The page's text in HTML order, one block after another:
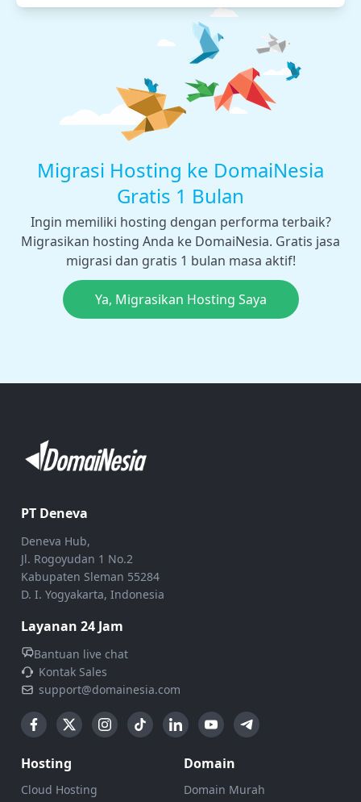
Migrasi Hosting ke DomaiNesia
Gratis 1 Bulan
Ingin memiliki hosting dengan performa terbaik?
Migrasikan hosting Anda ke DomaiNesia. Gratis jasa
migrasi dan gratis 1 bulan masa aktif!
Ya, Migrasikan Hosting Saya
PT Deneva
Deneva Hub,
Jl. Rogoyudan 1 No.2
Kabupaten Sleman 55284
D. I. Yogyakarta, Indonesia
Layanan 24 Jam
Bantuan live chat
Kontak Sales
support@domainesia.com
Hosting
Cloud Hosting
Domain
Domain Murah